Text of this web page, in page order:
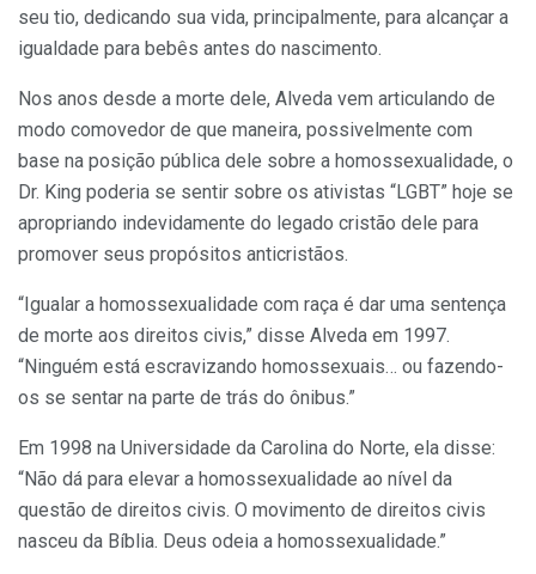
seu tio, dedicando sua vida, principalmente, para alcançar a
igualdade para bebês antes do nascimento.
Nos anos desde a morte dele, Alveda vem articulando de
modo comovedor de que maneira, possivelmente com
base na posição pública dele sobre a homossexualidade, o
Dr. King poderia se sentir sobre os ativistas “LGBT” hoje se
apropriando indevidamente do legado cristão dele para
promover seus propósitos anticristãos.
“Igualar a homossexualidade com raça é dar uma sentença
de morte aos direitos civis,” disse Alveda em 1997.
“Ninguém está escravizando homossexuais… ou fazendo-
os se sentar na parte de trás do ônibus.”
Em 1998 na Universidade da Carolina do Norte, ela disse:
“Não dá para elevar a homossexualidade ao nível da
questão de direitos civis. O movimento de direitos civis
nasceu da Bíblia. Deus odeia a homossexualidade.”